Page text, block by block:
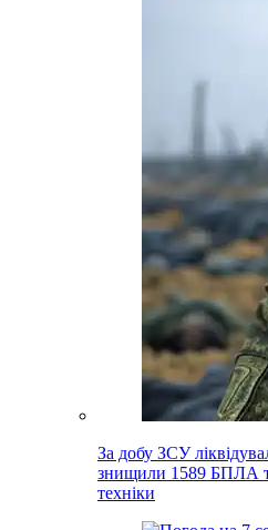
За добу ЗСУ
знищили 1589 БПЛА
техніки